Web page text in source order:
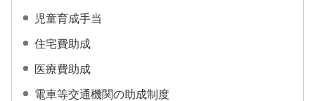
児童育成手当
住宅費助成
医療費助成
電車等交通機関の助成制度